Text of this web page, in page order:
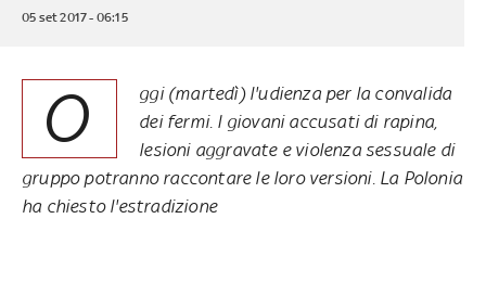
05 set 2017 - 06:15
O
ggi (martedì) l'udienza per la convalida
dei fermi. I giovani accusati di rapina,
lesioni aggravate e violenza sessuale di
gruppo potranno raccontare le loro versioni. La Polonia
ha chiesto l'estradizione